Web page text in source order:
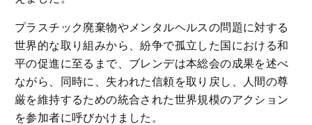
プラスチック廃棄物やメンタルヘルスの問題に対する
世界的な取り組みから、紛争で孤立した国における和
平の促進に至るまで、ブレンデは本総会の成果を述べ
ながら、同時に、失われた信頼を取り戻し、人間の尊
厳を維持するための統合された世界規模のアクション
を参加者に呼びかけました。